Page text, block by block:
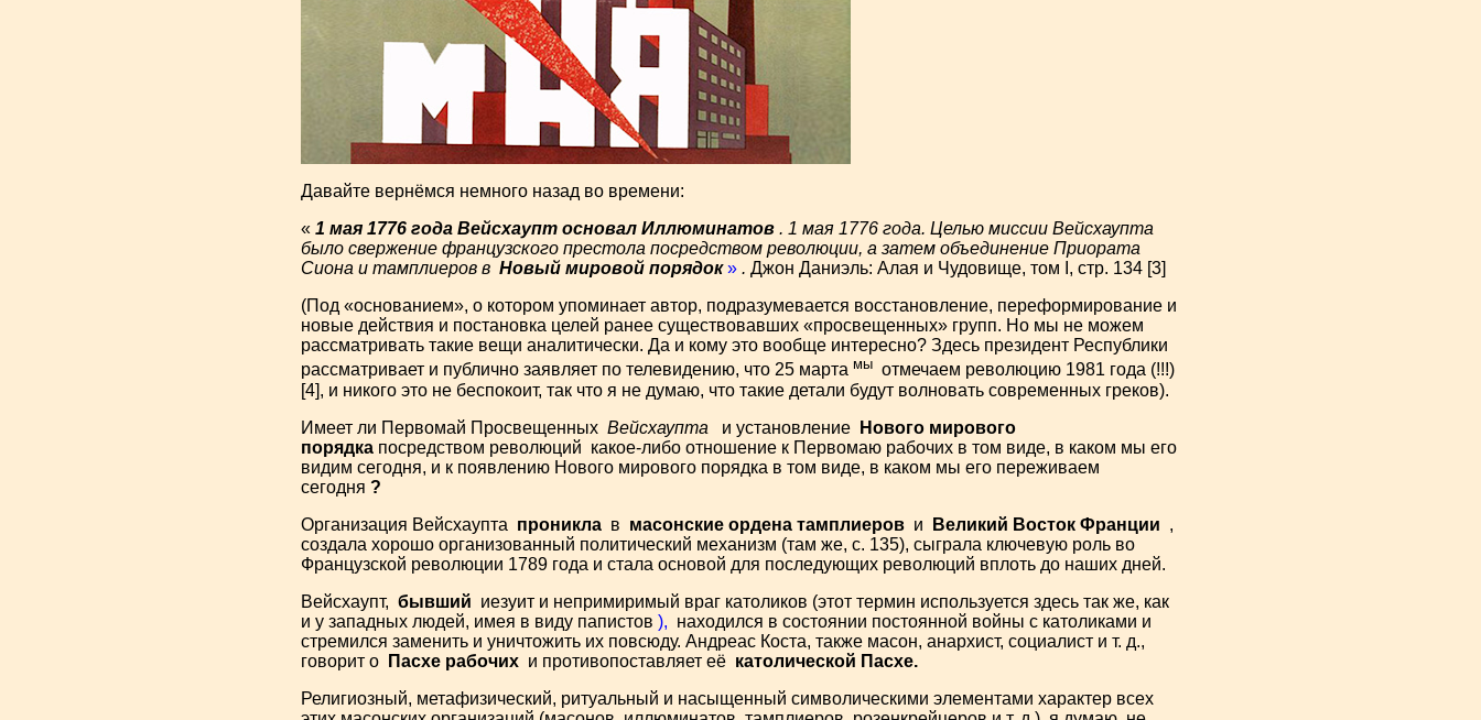
Давайте вернёмся немного назад во времени:
« 1 мая 1776 года Вейсхаупт основал Иллюминатов . 1 мая 1776 года. Целью миссии Вейсхаупта
было свержение французского престола посредством революции, а затем объединение Приората
Сиона и тамплиеров в Новый мировой порядок» . Джон Даниэль: Алая и Чудовище, том I, стр. 134 [3]
(Под «основанием», о котором упоминает автор, подразумевается восстановление, переформирование и
новые действия и постановка целей ранее существовавших «просвещенных» групп. Но мы не можем
рассматривать такие вещи аналитически. Да и кому это вообще интересно? Здесь президент Республики
рассматривает и публично заявляет по телевидению, что 25 марта мы отмечаем революцию 1981 года (!!!)
[4], и никого это не беспокоит, так что я не думаю, что такие детали будут волновать современных греков).
Имеет ли Первомай Просвещенных Вейсхаупта и установление
Нового мирового
порядка посредством революций какое-либо отношение к Первомаю рабочих в том виде, в каком мы его
видим сегодня, и к появлению Нового мирового порядка в том виде, в каком мы его переживаем
сегодня ?
Организация Вейсхаупта проникла в масонские ордена тамплиеров и Великий Восток Франции ,
создала хорошо организованный политический механизм (там же, с. 135), сыграла ключевую роль во
Французской революции 1789 года и стала основой для последующих революций вплоть до наших дней.
Вейсхаупт, бывший иезуит и непримиримый враг католиков (этот термин используется здесь так же, как
и у западных людей, имея в виду папистов ), находился в состоянии постоянной войны с католиками и
стремился заменить и уничтожить их повсюду. Андреас Коста, также масон, анархист, социалист и т. д.,
говорит о
Пасхе рабочих и противопоставляет её католической Пасхе.
Религиозный, метафизический, ритуальный и насыщенный символическими элементами характер всех